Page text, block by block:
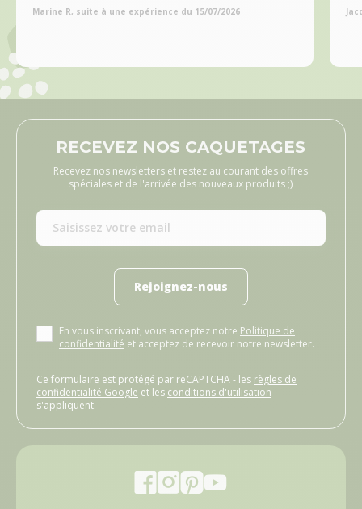
Marine R, suite à une expérience du 15/07/2026
RECEVEZ NOS CAQUETAGES
Recevez nos newsletters et restez au courant des offres
spéciales et de l'arrivée des nouveaux produits ;)
Rejoignez-nous
En vous inscrivant, vous acceptez notre Politique de
confidentialité et acceptez de recevoir notre newsletter.
Ce formulaire est protégé par reCAPTCHA - les règles de
confidentialité Google et les conditions d'utilisation
s'appliquent.